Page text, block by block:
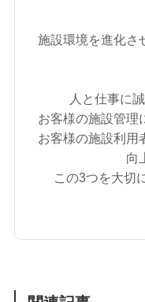
施設環境を進化さ
人と仕事に
お客様の施設管理
お客様の施設利用
向
この3つを大切